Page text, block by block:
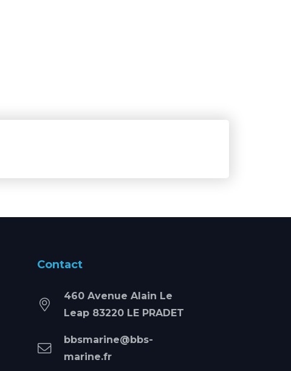
Contact
460 Avenue Alain Le
Leap 83220 LE PRADET
bbsmarine@bbs-
marine.fr